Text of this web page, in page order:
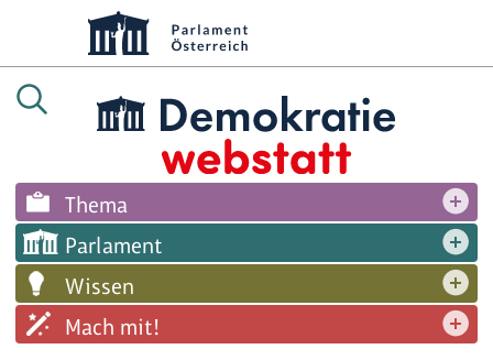
Thema
Parlament
Wissen
Mach mit!